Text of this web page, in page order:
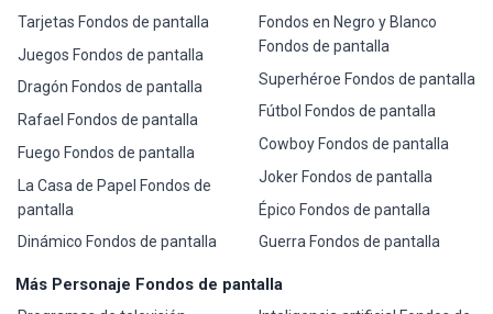
Tarjetas Fondos de pantalla
Juegos Fondos de pantalla
Dragón Fondos de pantalla
Rafael Fondos de pantalla
Fuego Fondos de pantalla
La Casa de Papel Fondos de
pantalla
Dinámico Fondos de pantalla
Fondos en Negro y Blanco
Fondos de pantalla
Superhéroe Fondos de pantalla
Fútbol Fondos de pantalla
Cowboy Fondos de pantalla
Joker Fondos de pantalla
Épico Fondos de pantalla
Guerra Fondos de pantalla
Más Personaje Fondos de pantalla